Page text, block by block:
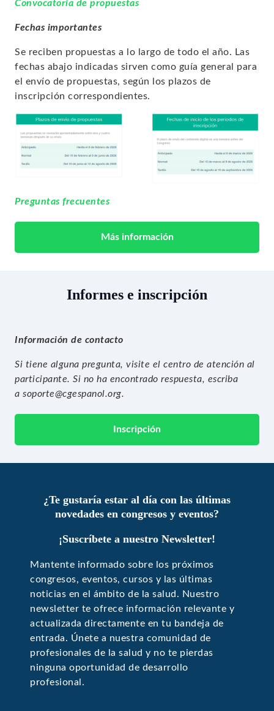
Convocatoria de propuestas
Fechas importantes
Se reciben propuestas a lo largo de todo el año. Las
fechas abajo indicadas sirven como guía general para
el envío de propuestas, según los plazos de
inscripción correspondientes.
Preguntas frecuentes
Más información
Informes e inscripción
Información de contacto
Si tiene alguna pregunta, visite elcentro de atención al
participante. Si no ha encontrado respuesta, escriba
asoporte@cgespanol.org.
Inscripción
¿Te gustaría estar al día con las últimas
novedades en congresos y eventos?
¡Suscríbete a nuestro Newsletter!
Mantente informado sobre los próximos
congresos, eventos, cursos y las últimas
noticias en el ámbito de la salud. Nuestro
newsletter te ofrece información relevante y
actualizada directamente en tu bandeja de
entrada. Únete a nuestra comunidad de
profesionales de la salud y no te pierdas
ninguna oportunidad de desarrollo
profesional.